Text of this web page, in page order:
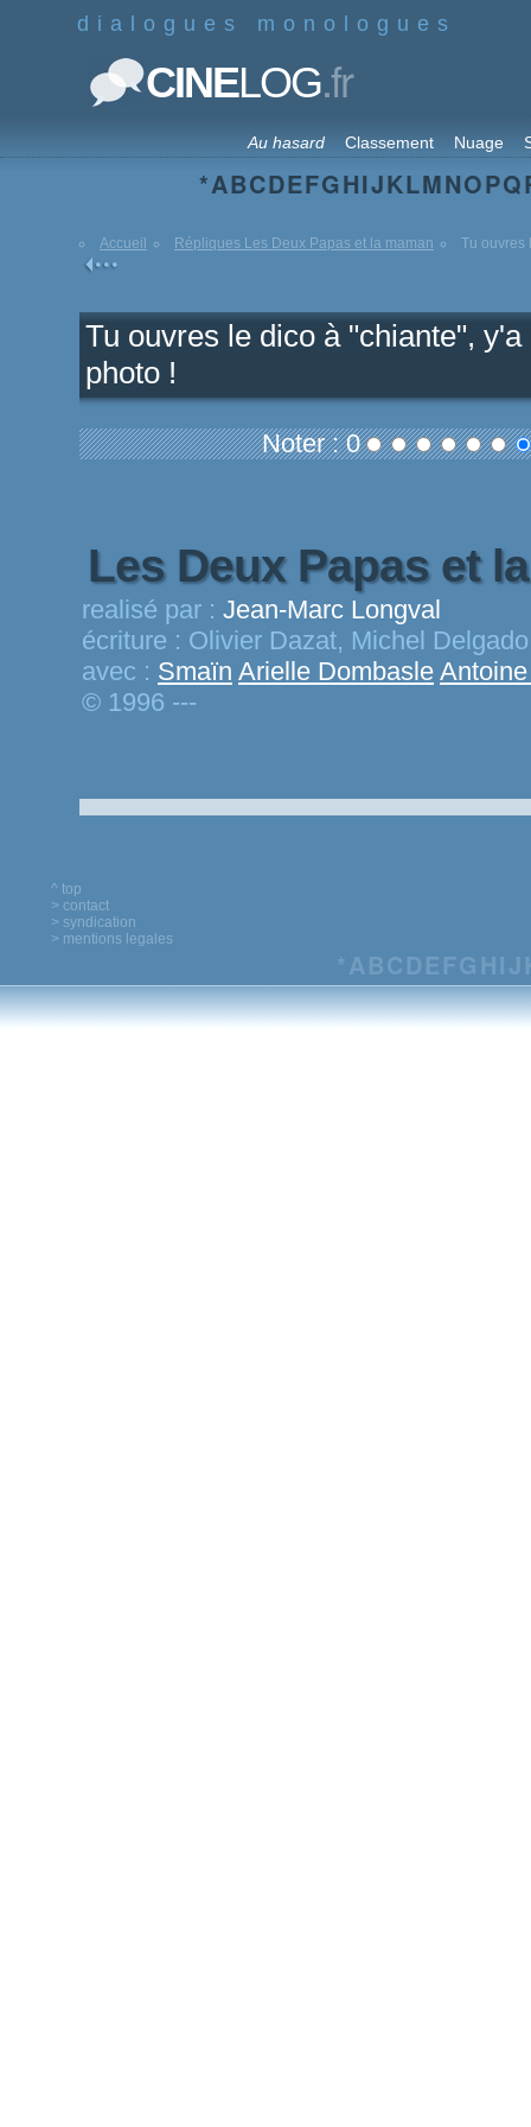
dialogues monologues
CINELOG.fr
Au hasard Classement Nuage
*ABCDEFGHIJKLMNOPQ
Accueil Répliques Les Deux Papas et la maman Tu ouvres
Tu ouvres le dico à "chiante",
photo !
Noter : 0
Les Deux Papas et
realisé par : Jean-Marc Longval
écriture : Olivier Dazat, Michel
avec : Smaïn Arielle Dombasle
© 1996 ---
^ top
> contact
> syndication
> mentions legales
*ABCDEFG HIJ